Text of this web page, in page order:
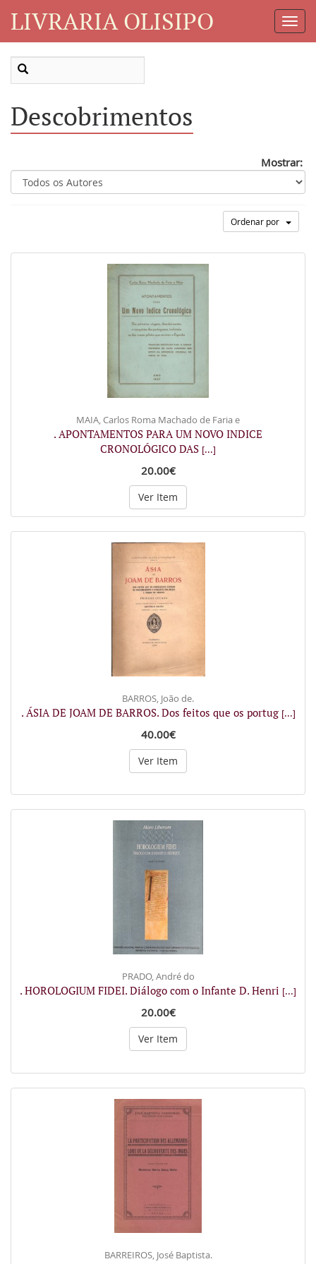
LIVRARIA OLISIPO
Descobrimentos
Mostrar:
Ordenar por
MAIA, Carlos Roma Machado de Faria e
. APONTAMENTOS PARA UM NOVO INDICE
CRONOLÓGICO DAS [...]
20.00€
Ver Item
BARROS, João de.
. ÁSIA DE JOAM DE BARROS. Dos feitos que os portug [...]
40.00€
Ver Item
PRADO, André do
. HOROLOGIUM FIDEI. Diálogo com o Infante D. Henri [...]
20.00€
Ver Item
BARREIROS, José Baptista.